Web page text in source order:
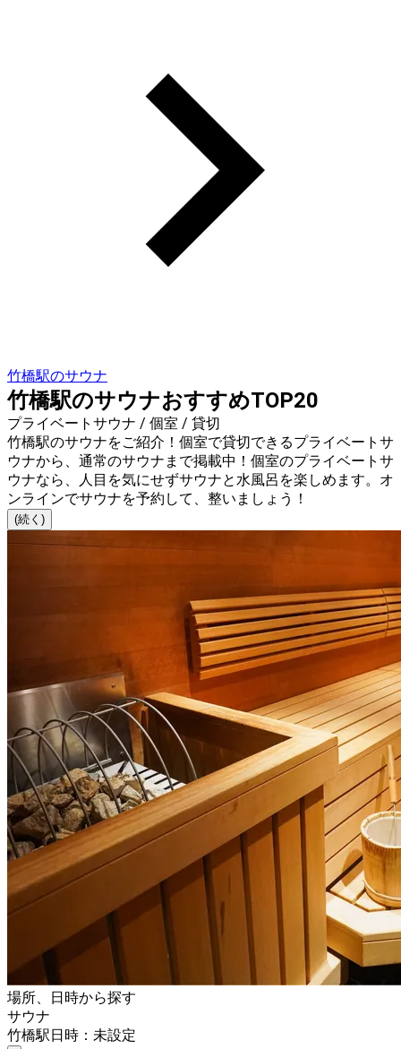
竹橋駅のサウナ
竹橋駅のサウナおすすめTOP20
プライベートサウナ / 個室 / 貸切
竹橋駅のサウナをご紹介！個室で貸切できるプライベートサ
ウナから、通常のサウナまで掲載中！個室のプライベートサ
ウナなら、人目を気にせずサウナと水風呂を楽しめます。オ
ンラインでサウナを予約して、整いましょう！
(続く)
場所、日時から探す
サウナ
竹橋駅日時：未設定